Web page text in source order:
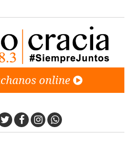
online
TwitterFacebook
Instagram
Whatsapp